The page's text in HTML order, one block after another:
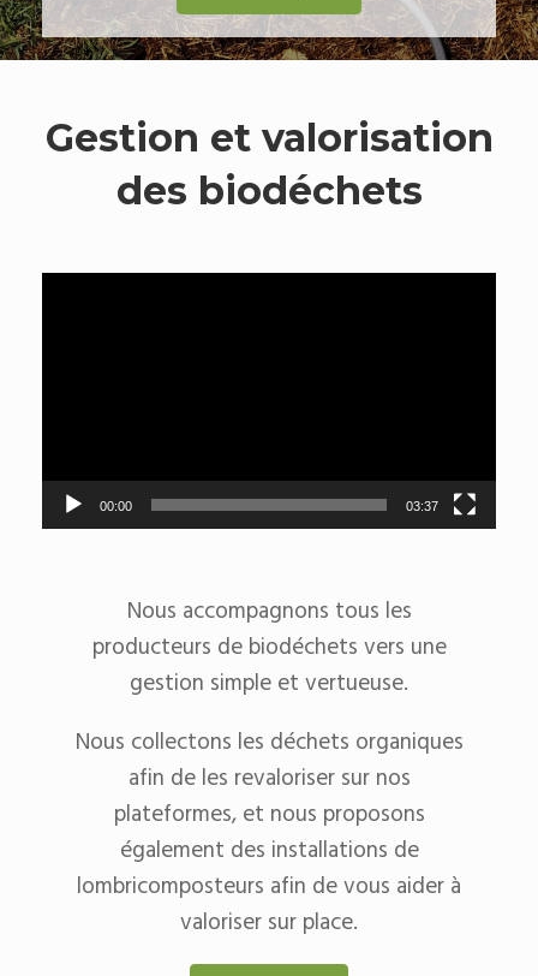
Gestion et valorisation
des biodéchets
00:00 03:37
Nous accompagnons tous les
producteurs de biodéchets vers une
gestion simple et vertueuse.
Nous collectons les déchets organiques
afin de les revaloriser sur nos
plateformes, et nous proposons
également des installations de
lombricomposteurs afin de vous aider à
valoriser sur place.